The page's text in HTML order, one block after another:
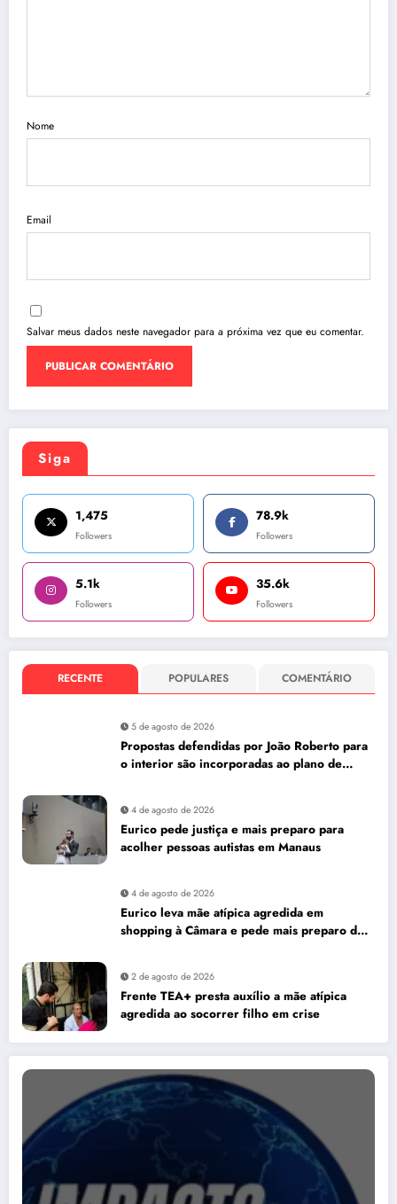
Nome
Email
Salvar meus dados neste navegador para a próxima vez que eu comentar.
Siga
1,475
Followers
78.9k
Followers
5.1k
Followers
35.6k
Followers
RECENTE POPULARES COMENTÁRIO
5 de agosto de 2026
Propostas defendidas por João Roberto para
o interior são incorporadas ao plano de
4 de agosto de 2026
Eurico pede justiça e mais preparo para
acolher pessoas autistas em Manaus
4 de agosto de 2026
Eurico leva mãe atípica agredida em
shopping à Câmara e pede mais preparo dos
2 de agosto de 2026
Frente TEA+ presta auxílio a mãe atípica
agredida ao socorrer filho em crise